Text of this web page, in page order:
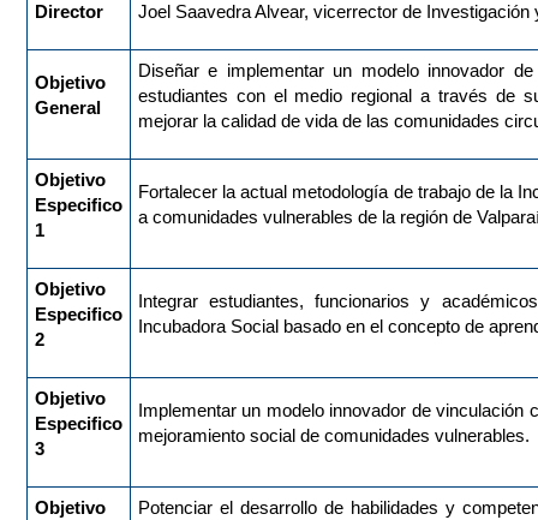
Director Joel Saavedra Alvear, vicerrector de
Objetivo
General
Diseñar e implementar un modelo innovador
estudiantes con el medio regional a través de
mejorar la calidad de vida de las comunidades
Objetivo
Especifico
1
Fortalecer la actual metodología de trabajo de la
a comunidades vulnerables de la región de
Objetivo
Especifico
2
Integrar estudiantes, funcionarios y
Incubadora Social basado en el concepto de
Objetivo
Especifico
3
Implementar un modelo innovador de vinculación
mejoramiento social de comunidades vulnerables.
Objetivo
Potenciar el desarrollo de habilidades y